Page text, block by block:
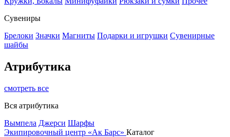
Сувениры
Брелоки Значки Магниты Подарки и игрушки Сувенирные
шайбы
Атрибутика
смотреть все
Вся атрибутика
Вымпела Джерси Шарфы
Экипировочный центр «Ак Барс» Каталог